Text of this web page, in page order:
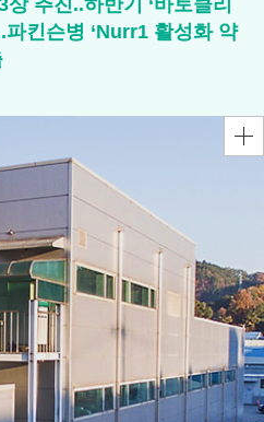
추진..하반기 ‘바토클리
파킨슨병 ‘Nurr1 활성화 약